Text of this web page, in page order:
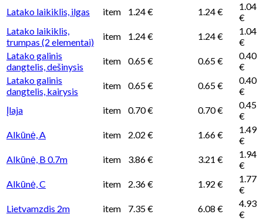
Latako laikiklis, ilgas
item 1.24 € 1.24 €
1.04
€
Latako laikiklis,
trumpas (2 elementai)
item 1.24 € 1.24 €
1.04
€
Latako galinis
dangtelis, dešinysis
item 0.65 € 0.65 €
0.40
€
Latako galinis
dangtelis, kairysis
item 0.65 € 0.65 €
0.40
€
Įlaja
item 0.70 € 0.70 €
0.45
€
Alkūnė, A
item 2.02 € 1.66 €
1.49
€
Alkūnė, B 0.7m
item 3.86 € 3.21 €
1.94
€
Alkūnė, C
item 2.36 € 1.92 €
1.77
€
Lietvamzdis 2m
item 7.35 € 6.08 €
4.93
€